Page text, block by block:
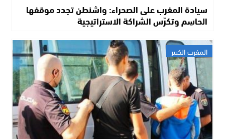
سيادة المغرب على الصحراء: واشنطن تجدد موقفها
الحاسِم وتكرّس الشراكة الاستراتيجية
المغرب الكبير